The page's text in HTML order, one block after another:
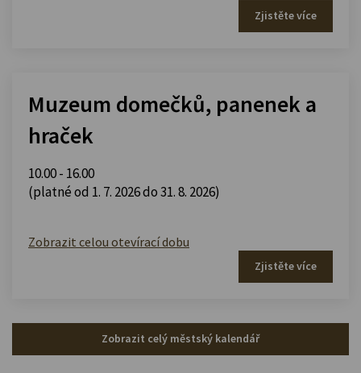
Zjistěte více
Muzeum domečků, panenek a
hraček
10.00 - 16.00
(platné od 1. 7. 2026 do 31. 8. 2026)
Zobrazit celou otevírací dobu
Zjistěte více
Zobrazit celý městský kalendář